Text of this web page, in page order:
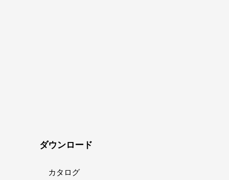
ダウンロード
カタログ